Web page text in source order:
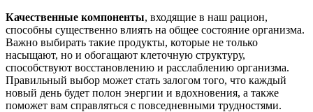
Качественные компоненты, входящие в наш рацион,
способны существенно влиять на общее состояние организма.
Важно выбирать такие продукты, которые не только
насыщают, но и обогащают клеточную структуру,
способствуют восстановлению и расслаблению организма.
Правильный выбор может стать залогом того, что каждый
новый день будет полон энергии и вдохновения, а также
поможет вам справляться с повседневными трудностями.